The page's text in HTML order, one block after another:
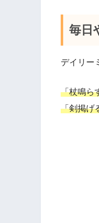
毎日
デイリー
「杖鳴ら
「剣掲げ